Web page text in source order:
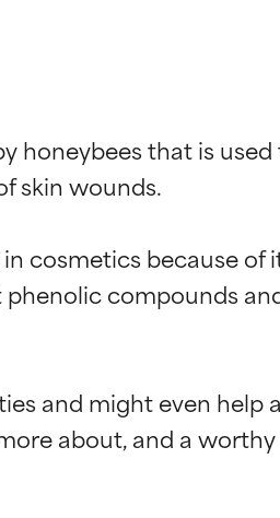
honeybees that is
skin wounds.
cosmetics because of
compounds
and might even help
about, and a
aktiv ingrediens til de fleste
aktiv ingrediens til de fleste